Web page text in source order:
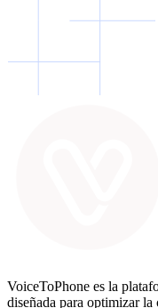
VoiceToPhone es la
diseñada para optimizar